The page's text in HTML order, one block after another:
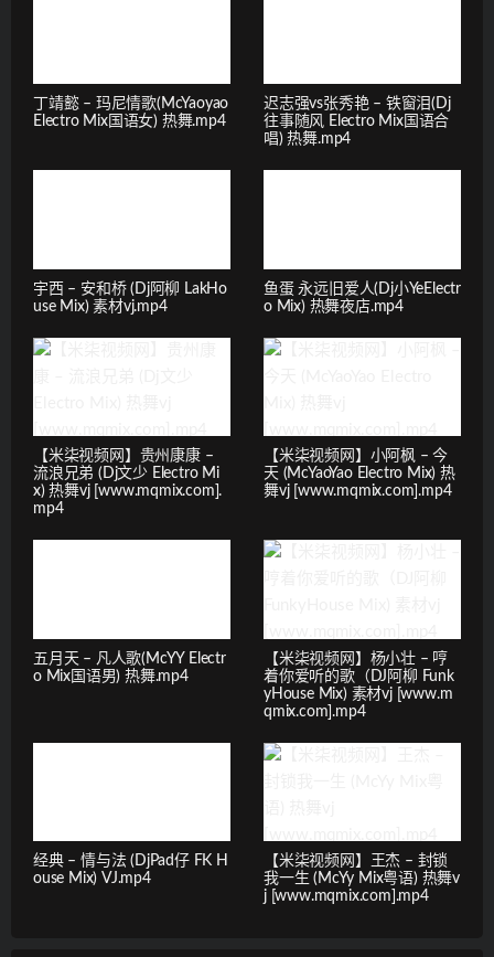
丁靖懿 – 玛尼情歌(McYaoyao
Electro Mix国语女) 热舞.mp4
迟志强vs张秀艳 – 铁窗泪(Dj
往事随风 Electro Mix国语合
唱) 热舞.mp4
宇西 – 安和桥 (Dj阿柳 LakHo
use Mix) 素材vj.mp4
鱼蛋 永远旧爱人(Dj小YeElectr
o Mix) 热舞夜店.mp4
【米柒视频网】贵州康康 –
流浪兄弟 (Dj文少 Electro Mi
x) 热舞vj [www.mqmix.com].
mp4
【米柒视频网】小阿枫 – 今
天 (McYaoYao Electro Mix) 热
舞vj [www.mqmix.com].mp4
五月天 – 凡人歌(McYY Electr
o Mix国语男) 热舞.mp4
【米柒视频网】杨小壮 – 哼
着你爱听的歌（DJ阿柳 Funk
yHouse Mix) 素材vj [www.m
qmix.com].mp4
经典 – 情与法 (DjPad仔 FK H
ouse Mix) VJ.mp4
【米柒视频网】王杰 – 封锁
我一生 (McYy Mix粤语) 热舞v
j [www.mqmix.com].mp4